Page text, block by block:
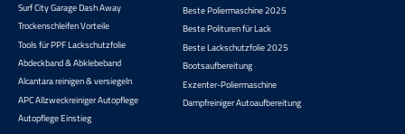
Surf City Garage Dash Away
Trockenschleifen Vorteile
Tools für PPF Lackschutzfolie
Abdeckband & Abklebeband
Alcantara reinigen & versiegeln
APC Allzweckreiniger Autopflege
Autopflege Einstieg
Beste Poliermaschine 2025
Beste Polituren für Lack
Beste Lackschutzfolie 2025
Bootsaufbereitung
Exzenter-Poliermaschine
Dampfreiniger Autoaufbereitung